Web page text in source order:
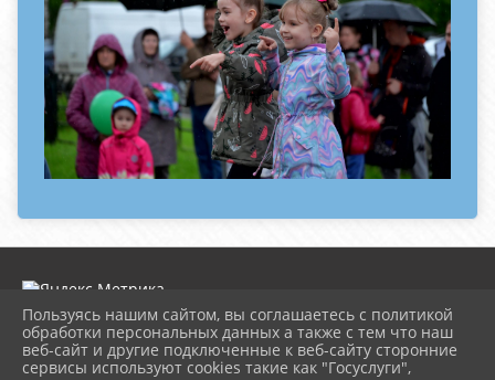
2026 г. dk-rossiya.ru
Вход
Пользуясь нашим сайтом, вы соглашаетесь с политикой
обработки персональных данных а также с тем что наш
веб-сайт и другие подключенные к веб-сайту сторонние
сервисы используют cookies такие как "Госуслуги",